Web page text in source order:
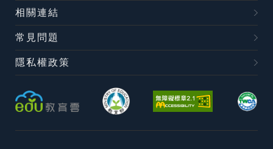
相關連結
常見問題
隱私權政策